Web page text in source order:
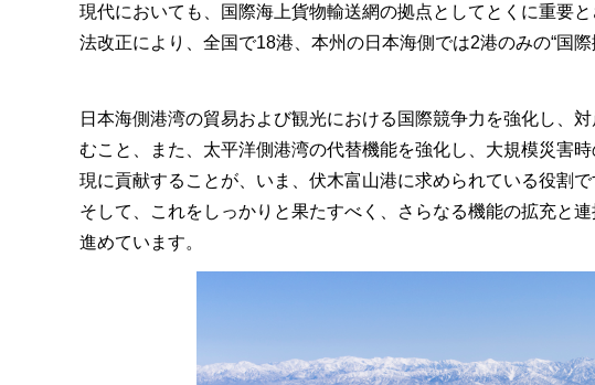
現代においても、国際海上貨物輸送網の拠点としてとくに重要
法改正により、全国で18港、本州の日本海側では2港のみの“国際
日本海側港湾の貿易および観光における国際競争力を強化し、
むこと、また、太平洋側港湾の代替機能を強化し、大規模災害
現に貢献することが、いま、伏木富山港に求められている役割で
そして、これをしっかりと果たすべく、さらなる機能の拡充と
進めています。